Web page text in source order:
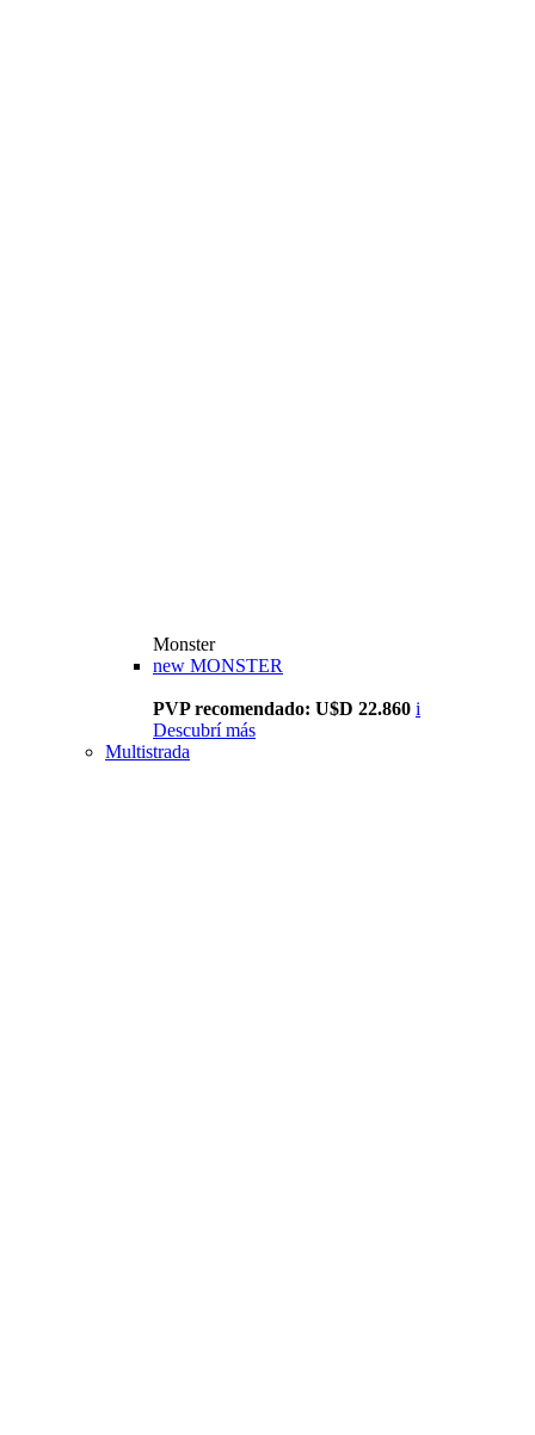
Monster
new MONSTER
PVP recomendado: U$D 22.860 i
Descubrí más
Multistrada